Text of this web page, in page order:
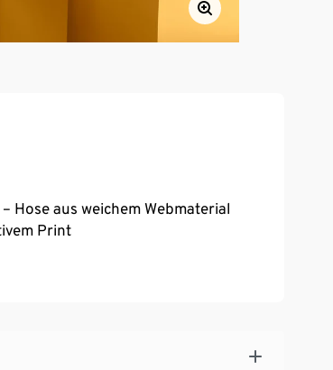
Hose aus weichem Webmaterial
Print
und Bindeband